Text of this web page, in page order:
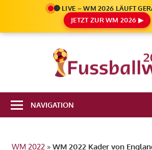
🔴 LIVE – WM 2026 LÄUFT
JETZT ZUR WM 2026 ▶
Infos
NAVIGATION
WM 2022» WM 2022 Kader von